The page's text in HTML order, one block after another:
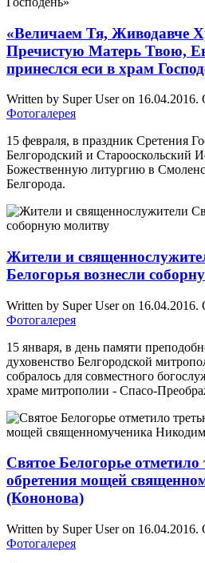
«Величаем Тя, Живодавче
Пречистую Матерь Твою,
принеслся еси в храм
Written by Super User on 16.04.2016.
Фотогалерея
15 февраля, в праздник Сретения
Белгородский и Старооскольский
Божественную литургию в
Белгорода.
Жители и
Белогорья вознесли
Written by Super User on 16.04.2016.
Фотогалерея
15 января, в день памяти
духовенство Белгородской
собралось для совместного
храме митрополии - Спасо-
Святое Белогорье
обретения мощей
(Кононова)
Written by Super User on 16.04.2016.
Фотогалерея